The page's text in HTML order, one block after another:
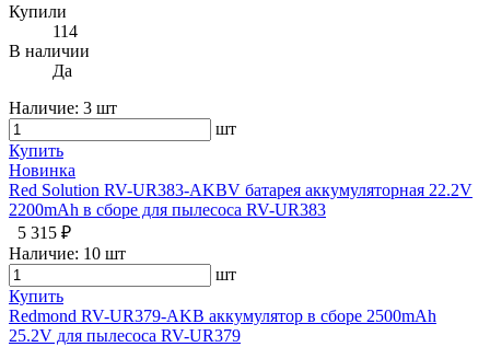
Купили
114
В наличии
Да
Наличие: 3 шт
шт
Купить
Новинка
Red Solution RV-UR383-AKBV батарея аккумуляторная 22.2V
2200mAh в сборе для пылесоса RV-UR383
5 315 ₽
Наличие: 10 шт
шт
Купить
Redmond RV-UR379-AKB аккумулятор в сборе 2500mAh
25.2V для пылесоса RV-UR379